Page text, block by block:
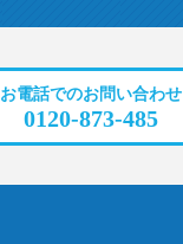
お電話でのお問い合わせ
0120-873-485